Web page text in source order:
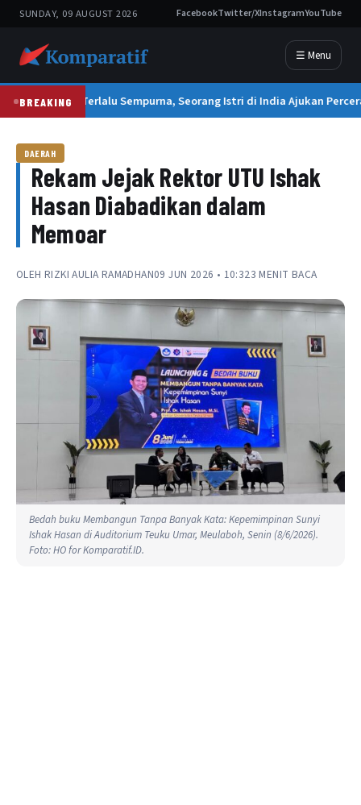
SUNDAY, 09 AUGUST 2026 FacebookTwitter/XInstagramYouTube
☰ Menu
BREAKING
Suami Terlalu Sempurna, Seorang Istri di India Ajukan
DAERAH
Rekam Jejak Rektor UTU Ishak
Hasan Diabadikan dalam
Memoar
OLEH RIZKI AULIA RAMADHAN09 JUN 2026 • 10:323 MENIT BACA
Bedah buku Membangun Tanpa Banyak Kata: Kepemimpinan Sunyi
Ishak Hasan di Auditorium Teuku Umar, Meulaboh, Senin (8/6/2026).
Foto: HO for Komparatif.ID.